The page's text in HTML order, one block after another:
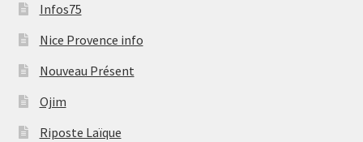
Infos75
Nice Provence info
Nouveau Présent
Ojim
Riposte Laïque